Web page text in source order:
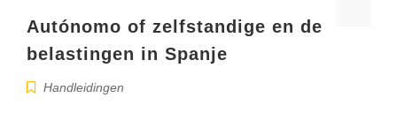
Autónomo of zelfstandige en de
belastingen in Spanje
Handleidingen